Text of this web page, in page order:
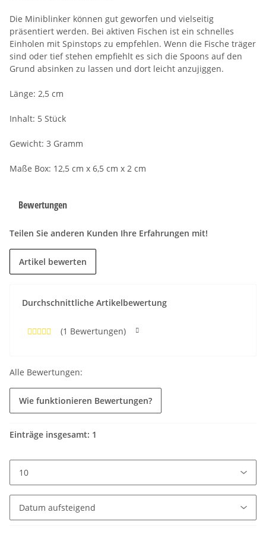
Die Miniblinker können gut geworfen und vielseitig
präsentiert werden. Bei aktiven Fischen ist ein schnelles
Einholen mit Spinstops zu empfehlen. Wenn die Fische träger
sind oder tief stehen empfiehlt es sich die Spoons auf den
Grund absinken zu lassen und dort leicht anzujiggen.
Länge: 2,5 cm
Inhalt: 5 Stück
Gewicht: 3 Gramm
Maße Box: 12,5 cm x 6,5 cm x 2 cm
Bewertungen
Durchschnittliche Artikelbewertung
(1 Bewertungen)
Teilen Sie anderen Kunden Ihre Erfahrungen mit!
Artikel bewerten
Alle Bewertungen:
Wie funktionieren Bewertungen?
Einträge insgesamt: 1